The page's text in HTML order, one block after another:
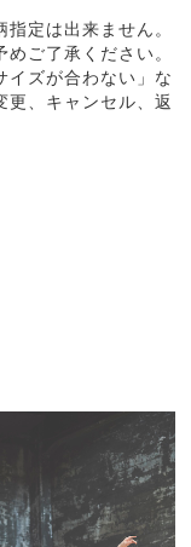
定は出来ません。
ご了承ください。
ズが合わない」な
、キャンセル、返